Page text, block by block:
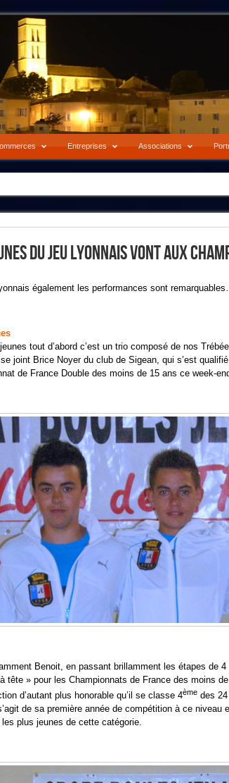
Entreprises Associations
Du Jeu Lyonnais Vont Aux
également les performances sont
tout d’abord c’est un trio composé de nos
joint Brice Noyer du club de Sigean, qui s’est
de France Double des moins de 15 ans ce week-
Benoit, en passant brillamment les étapes de
tête » pour les Championnats de France des moins
d’autant plus honorable qu’il se classe 4èmedes 24
de sa première année de compétition à ce niveau
plus jeunes de cette catégorie.